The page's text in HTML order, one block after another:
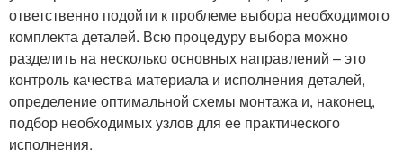
ответственно подойти к проблеме выбора необходимого
комплекта деталей. Всю процедуру выбора можно
разделить на несколько основных направлений – это
контроль качества материала и исполнения деталей,
определение оптимальной схемы монтажа и, наконец,
подбор необходимых узлов для ее практического
исполнения.